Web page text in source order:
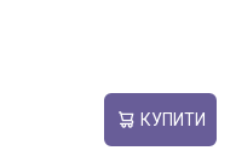
КУПИТИ